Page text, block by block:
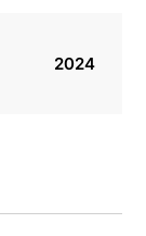
2024